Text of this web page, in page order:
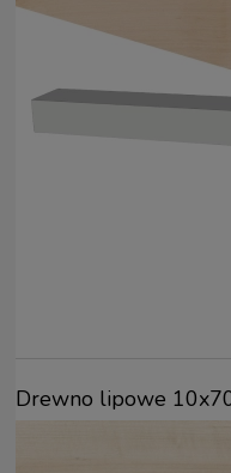
Drewno lipowe